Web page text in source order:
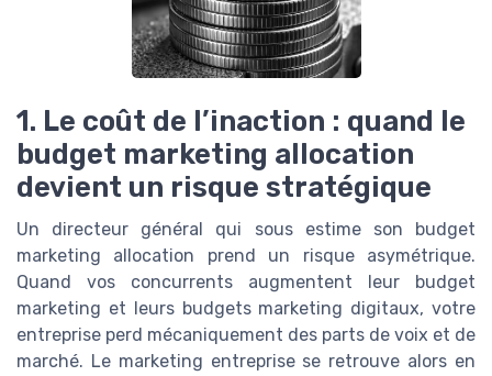
1. Le coût de l’inaction : quand le
budget marketing allocation
devient un risque stratégique
Un directeur général qui sous estime son budget
marketing allocation prend un risque asymétrique.
Quand vos concurrents augmentent leur budget
marketing et leurs budgets marketing digitaux, votre
entreprise perd mécaniquement des parts de voix et de
marché. Le marketing entreprise se retrouve alors en